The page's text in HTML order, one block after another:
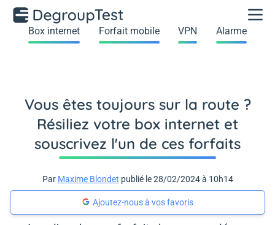
Box internet Forfait mobile VPN Alarme
Vous êtes toujours sur la route ?
Résiliez votre box internet et
souscrivez l'un de ces forfaits
Par Maxime Blondet publié le 28/02/2024 à 10h14
Ajoutez-nous à vos favoris